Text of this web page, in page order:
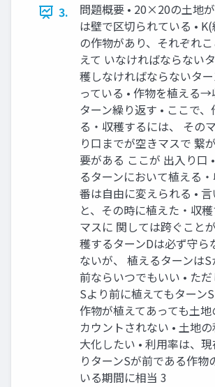
3.
問題概要 • 20×20の土地
は壁で区切られている •
の作物があり、それぞれ
えて いなければならない
穫しなければならないタ
っている • 作物を植える
ターン繰り返す • ここで
る・収穫するには、 その
り口までが空きマスで 繋
要がある ここが 出入り口
るターンにおいて植える
番は自由に変えられる •
と、その時に植えた・収
マスに 関しては跨ぐこと
穫するターンDは必ず守ら
ないが、 植えるターンはS
前ならいつでもいい • た
Sより前に植えてもターン
作物が植えてあっても土
カウントされない • 土地
大化したい • 利用率は、
りターンSが前である作物
いる期間に相当 3